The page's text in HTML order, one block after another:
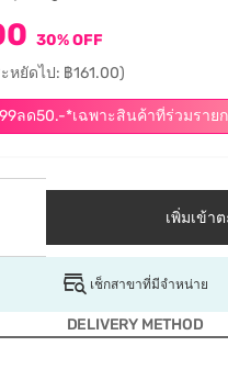
ลด50.-*เฉพาะสินค้าที่ร่วมราย
30% OFF
หยัดไป: ฿161.00)
เพิ่มเข้า
เช็กสาขาที่มีจำหน่าย
DELIVERY METHOD